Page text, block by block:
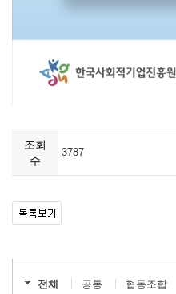
조회
수
3787
전체 공통 협동조합